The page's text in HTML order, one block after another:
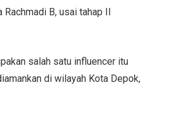
B, usai tahap II
salah satu influencer itu
di wilayah Kota Depok,